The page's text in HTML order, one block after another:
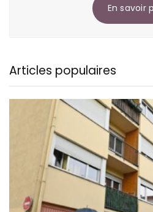
En savoir
Articles populaires